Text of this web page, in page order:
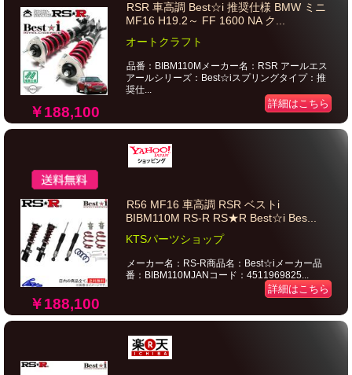
￥188,100
RSR 車高調 Best☆i 推奨仕様 BMW ミニ
MF16 H19.2～ FF 1600 NA ク...
オートクラフト
品番：BIBM110Mメーカー名：RSR アールエス
アールシリーズ：Best☆iスプリングタイプ：推
奨仕...
詳細はこちら
￥188,100
R56 MF16 車高調 RSR ベストi
BIBM110M RS-R RS★R Best☆i Bes...
KTSパーツショップ
メーカー名：RS-R商品名：Best☆iメーカー品
番：BIBM110MJANコード：4511969825...
詳細はこちら